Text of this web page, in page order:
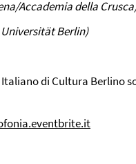
Accademia della
Berlin)
di Cultura Berlino